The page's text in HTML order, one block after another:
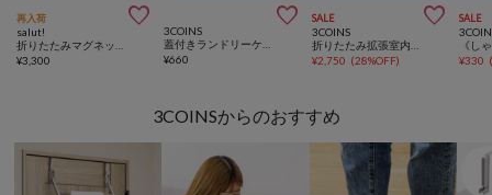
再入荷 
salut!
¥3,300

3COINS
¥660
SALE 
3COINS
¥2,750 (28%OFF)
SALE
¥330
3COINSからのおすすめ